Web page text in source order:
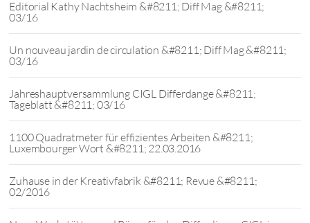
Editorial Kathy Nachtsheim &#8211; Diff Mag &#8211;
03/16
Un nouveau jardin de circulation &#8211; Diff Mag &#8211;
03/16
Jahreshauptversammlung CIGL Differdange &#8211;
Tageblatt &#8211; 03/16
1100 Quadratmeter für effizientes Arbeiten &#8211;
Luxembourger Wort &#8211; 22.03.2016
Zuhause in der Kreativfabrik &#8211; Revue &#8211;
02/2016